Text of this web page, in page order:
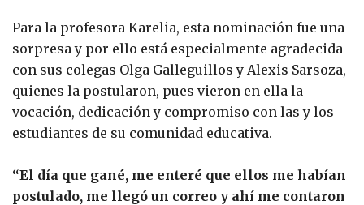
Para la profesora Karelia, esta nominación fue una
sorpresa y por ello está especialmente agradecida
con sus colegas Olga Galleguillos y Alexis Sarsoza,
quienes la postularon, pues vieron en ella la
vocación, dedicación y compromiso con las y los
estudiantes de su comunidad educativa.
“El día que gané, me enteré que ellos me habían
postulado, me llegó un correo y ahí me contaron